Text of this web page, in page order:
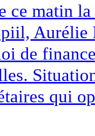
ce matin
de
qui